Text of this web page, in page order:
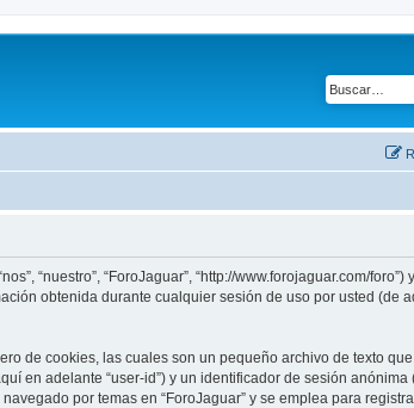
“nuestro”, “ForoJaguar”, “http://www.forojaguar.com/foro”)
obtenida durante cualquier sesión de uso por usted (de
de cookies, las cuales son un pequeño archivo de texto
en adelante “user-id”) y un identificador de sesión anónima
por temas en “ForoJaguar” y se emplea para